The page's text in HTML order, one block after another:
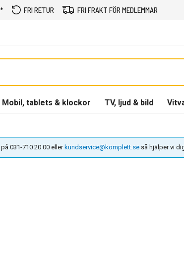
FRI RETUR FRI FRAKT FÖR MEDLEMMAR
Mobil, tablets & klockor TV, ljud & bild
031-710 20 00 eller kundservice@komplett.se så hjälper vi